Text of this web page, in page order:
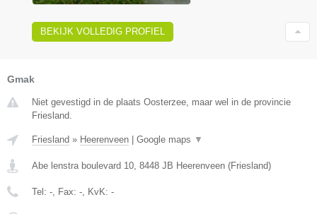
BEKIJK VOLLEDIG PROFIEL
Gmak
Niet gevestigd in de plaats Oosterzee, maar wel in de provincie
Friesland.
Friesland » Heerenveen Google maps ▼
Abe lenstra boulevard 10, 8448 JB Heerenveen (Friesland)
Tel: -, Fax: -, KvK: -